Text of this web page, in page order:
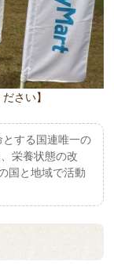
さい】
する国連唯一の
栄養状態の改
国と地域で活動